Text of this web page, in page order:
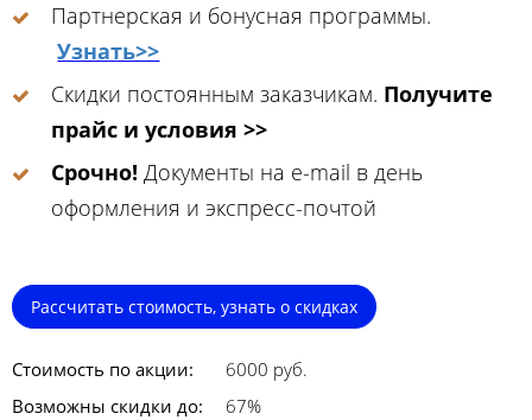
Партнерская и бонусная программы.
Узнать>>
Скидки постоянным заказчикам. Получите
прайс и условия >>
Срочно! Документы на e-mail в день
оформления и экспресс-почтой
Рассчитать стоимость, узнать о скидках
Стоимость по акции:
6000 руб.
Возможны скидки до:
67%